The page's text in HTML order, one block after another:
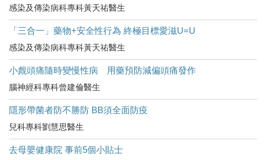
感染及傳染病科專科黃天祐醫生
「三合一」藥物+安全性行為 終極目標愛滋U=U
感染及傳染病科專科黃天祐醫生
小覤頭痛隨時變慢性病 用藥預防減偏頭痛發作
腦神經科專科曾建倫醫生
隱形帶菌者防不勝防 BB須全面防疫
兒科專科劉慧思醫生
去母嬰健康院 事前5個小貼士